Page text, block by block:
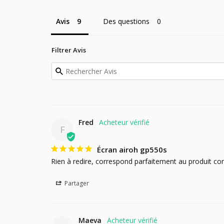
Avis Des questions
Filtrer Avis
F
Fred
Écran airoh gp550s
Rien à redire, correspond parfaitement au produit
Partager
Maeva